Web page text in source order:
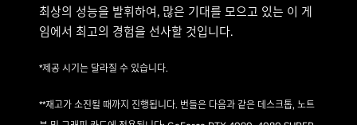
최상의 성능을 발휘하여, 많은 기대를 모으고 있는 이 게
임에서 최고의 경험을 선사할 것입니다.
*제공 시기는 달라질 수 있습니다.
**재고가 소진될 때까지 진행됩니다. 번들은 다음과 같은 데스크톱, 노트